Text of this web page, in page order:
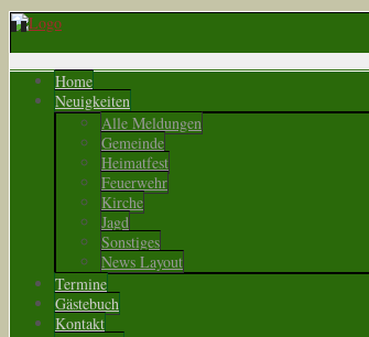
Home
Neuigkeiten
Alle Meldungen
Gemeinde
Heimatfest
Feuerwehr
Kirche
Jagd
Sonstiges
News Layout
Termine
Gästebuch
Kontakt